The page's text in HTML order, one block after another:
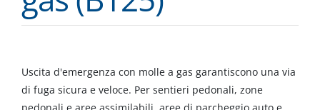
Uscita d'emergenza con molle a gas garantiscono una via
di fuga sicura e veloce. Per sentieri pedonali, zone